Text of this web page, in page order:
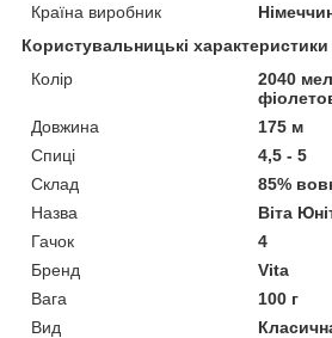
Країна виробник
Користувальницькі характеристики
Колір
2040
Довжина
175 м
Спиці
4,5 - 5
Склад
85%
Назва
Віта
Гачок
4
Бренд
Vita
Вага
100 г
Вид